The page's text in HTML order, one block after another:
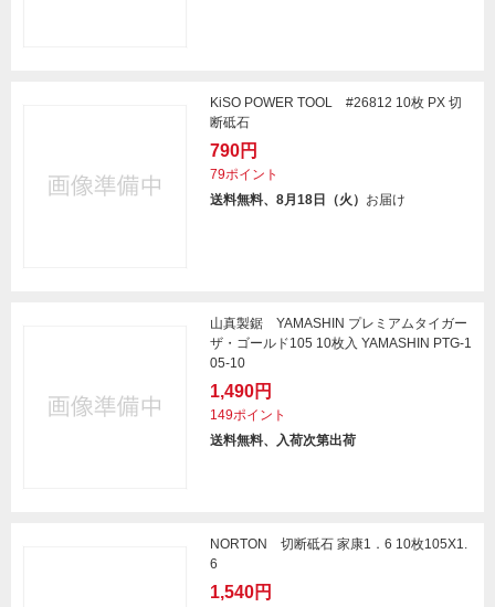
KiSO POWER TOOL #26812 10枚 PX 切
断砥石
790円
79ポイント
送料無料、8月18日（火） お届け
山真製鋸 YAMASHIN プレミアムタイガー
ザ・ゴールド105 10枚入 YAMASHIN PTG-1
05-10
1,490円
149ポイント
送料無料、入荷次第出荷
NORTON 切断砥石 家康1．6 10枚105X1.
6
1,540円